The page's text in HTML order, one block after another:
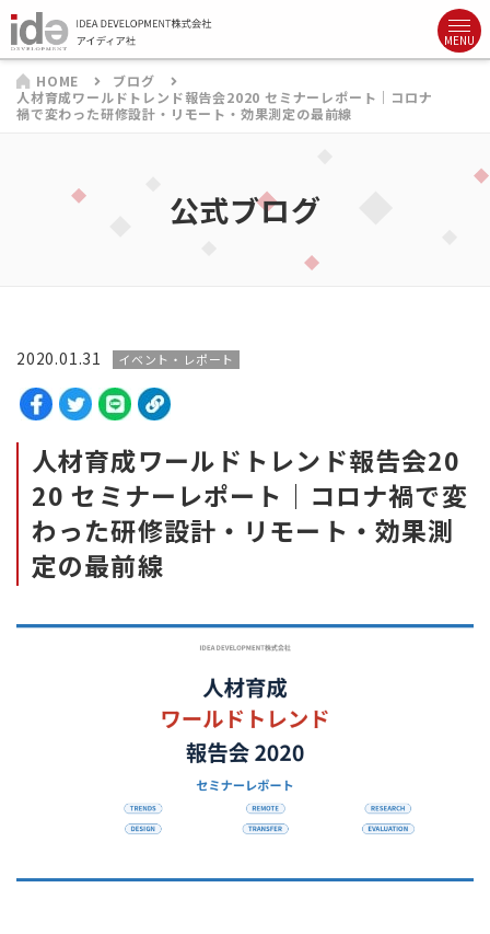
HOME
ブログ
人材育成ワールドトレンド報告会2020 セミナーレポート｜コロナ
禍で変わった研修設計・リモート・効果測定の最前線
公式ブログ
2020.01.31 イベント・レポート
人材育成ワールドトレンド報告会20
20 セミナーレポート｜コロナ禍で変
わった研修設計・リモート・効果測
定の最前線